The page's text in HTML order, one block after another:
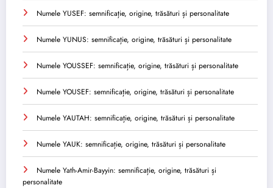
Numele YUSEF: semnificație, origine, trăsături și personalitate
Numele YUNUS: semnificație, origine, trăsături și personalitate
Numele YOUSSEF: semnificație, origine, trăsături și personalitate
Numele YOUSEF: semnificație, origine, trăsături și personalitate
Numele YAUTAH: semnificație, origine, trăsături și personalitate
Numele YAUK: semnificație, origine, trăsături și personalitate
Numele Yath-Amir-Bayyin: semnificație, origine, trăsături și
personalitate